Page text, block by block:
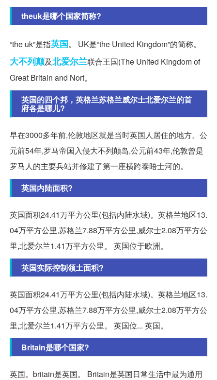
theuk是哪个国家简称?
“the uk”是指英国。 UK是“the United Kingdom”的简称。
大不列颠及北爱尔兰联合王国(The United Kingdom of
Great Britain and Nort。
英国的四个邦，英格兰苏格兰威尔士北爱尔兰的首
府各是哪儿?
早在3000多年前,伦敦地区就是当时英国人居住的地方。公
元前54年,罗马帝国入侵大不列颠岛,公元前43年,伦敦曾是
罗马人的主要兵站并修建了第一座横跨泰晤士河的。
英国内陆面积?
英国面积24.41万平方公里(包括内陆水域)。英格兰地区13.
04万平方公里,苏格兰7.88万平方公里,威尔士2.08万平方公
里,北爱尔兰1.41万平方公里。 英国位于欧洲。
英国实际控制领土面积?
英国面积24.41万平方公里(包括内陆水域)。英格兰地区13.
04万平方公里,苏格兰7.88万平方公里,威尔士2.08万平方公
里,北爱尔兰1.41万平方公里。 英国位... 英国。
Britain是哪个国家?
英国。britain是英国。 Britain是英国日常生活中最为通用